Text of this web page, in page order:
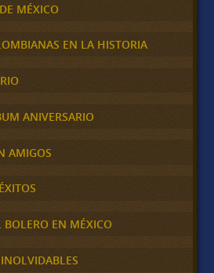
MÉXICO
EN LA HISTORIA
ANIVERSARIO
AMIGOS
EN MÉXICO